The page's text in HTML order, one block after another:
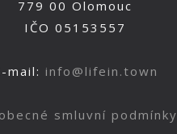
779 00 Olomouc
IČO 05153557
mail: info@lifein.town
smluvní podmínky